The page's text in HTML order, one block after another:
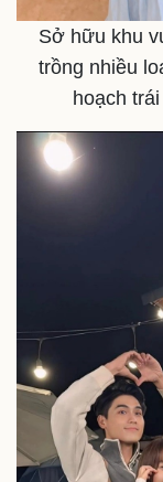
Sở hữu khu
trồng nhiều
hoạch